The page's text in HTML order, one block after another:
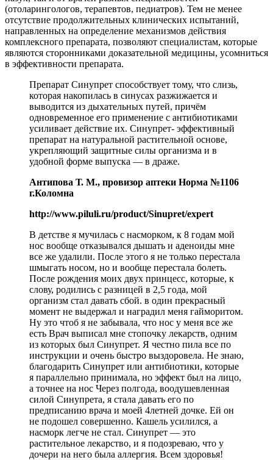
(отоларингологов, терапевтов, педиатров). Тем не менее
отсутствие продолжительных клинических испытаний,
направленных на определение механизмов действия
комплексного препарата, позволяют специалистам, которые
являются сторонниками доказательной медицины, усомниться
в эффективности препарата.
Препарат Синупрет способствует тому, что слизь,
которая накопилась в синусах разжижается и
выводится из дыхательных путей, причём
одновременное его применение с антибиотиками
усиливает действие их. Синупрет- эффективный
препарат на натуральной растительной основе,
укрепляющий защитные силы организма и в
удобной форме выпуска — в драже.
Антипова Т. М., провизор аптеки Норма №1106
г.Коломна
http://www.piluli.ru/product/Sinupret/expert
В детстве я мучилась с насморком, к 8 годам мой
нос вообще отказывался дышать и аденоиды мне
все же удалили. После этого я не только перестала
шмыгать носом, но и вообще перестала болеть.
После рождения моих двух принцесс, которые, к
слову, родились с разницей в 2,5 года, мой
организм стал давать сбой. в один прекрасный
момент не выдержал и наградил меня гайморитом.
Ну это чтоб я не забывала, что нос у меня все же
есть Врач выписал мне стопочку лекарств, одним
из которых был Синупрет. Я честно пила все по
инструкции и очень быстро выздоровела. Не знаю,
благодарить Синупрет или антибиотики, которые
я параллельно принимала, но эффект был на лицо,
а точнее на нос Через полгода, воодушевленная
силой Синупрета, я стала давать его по
предписанию врача и моей 4летней дочке. Ей он
не подошел совершенно. Кашель усилился, а
насморк легче не стал. Синупрет — это
растительное лекарство, и я подозреваю, что у
дочери на него была аллергия. Всем здоровья!